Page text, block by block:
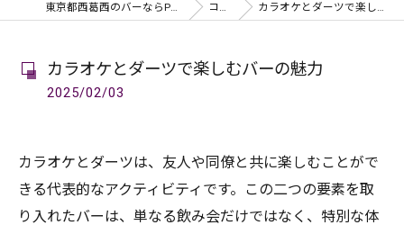
東京都西葛西のバーならPUB & BAR Lien コラム カラオケとダーツで楽しむバーの魅力
カラオケとダーツで楽しむバーの魅力
2025/02/03
カラオケとダーツは、友人や同僚と共に楽しむことがで
きる代表的なアクティビティです。この二つの要素を取
り入れたバーは、単なる飲み会だけではなく、特別な体